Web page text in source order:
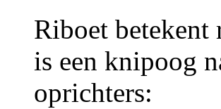
Riboet betekent
is een knipoog
oprichters: